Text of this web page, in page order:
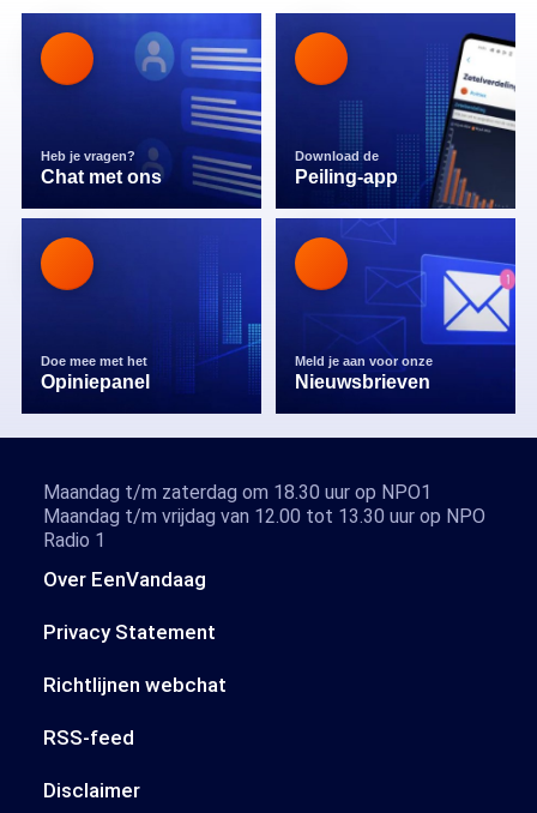
Heb je vragen?
Chat met ons
Download de
Peiling-app
Doe mee met het
Opiniepanel
Meld je aan voor onze
Nieuwsbrieven
Over EenVandaag
Privacy Statement
Richtlijnen webchat
RSS-feed
Disclaimer
Maandag t/m zaterdag om 18.30 uur op NPO1
Maandag t/m vrijdag van 12.00 tot 13.30 uur op NPO
Radio 1